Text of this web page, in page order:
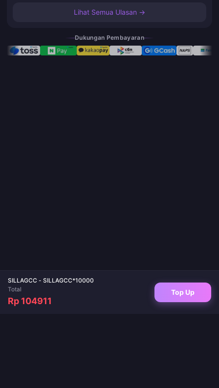
SILLAGCC - SILLAGCC*10000
Total
Rp 104911
Top Up
Lihat Semua Ulasan →
Dukungan Pembayaran